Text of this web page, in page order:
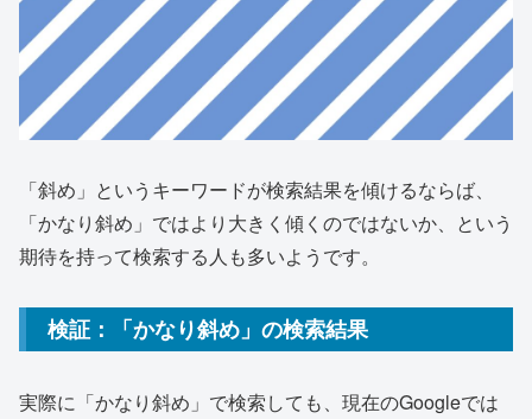
「斜め」というキーワードが検索結果を傾けるならば、
「かなり斜め」ではより大きく傾くのではないか、という
期待を持って検索する人も多いようです。
検証：「かなり斜め」の検索結果
実際に「かなり斜め」で検索しても、現在のGoogleでは